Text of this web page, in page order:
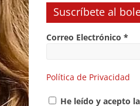
Suscríbete al
Correo Electrónico *
Política de Privacidad
He leído y acepto